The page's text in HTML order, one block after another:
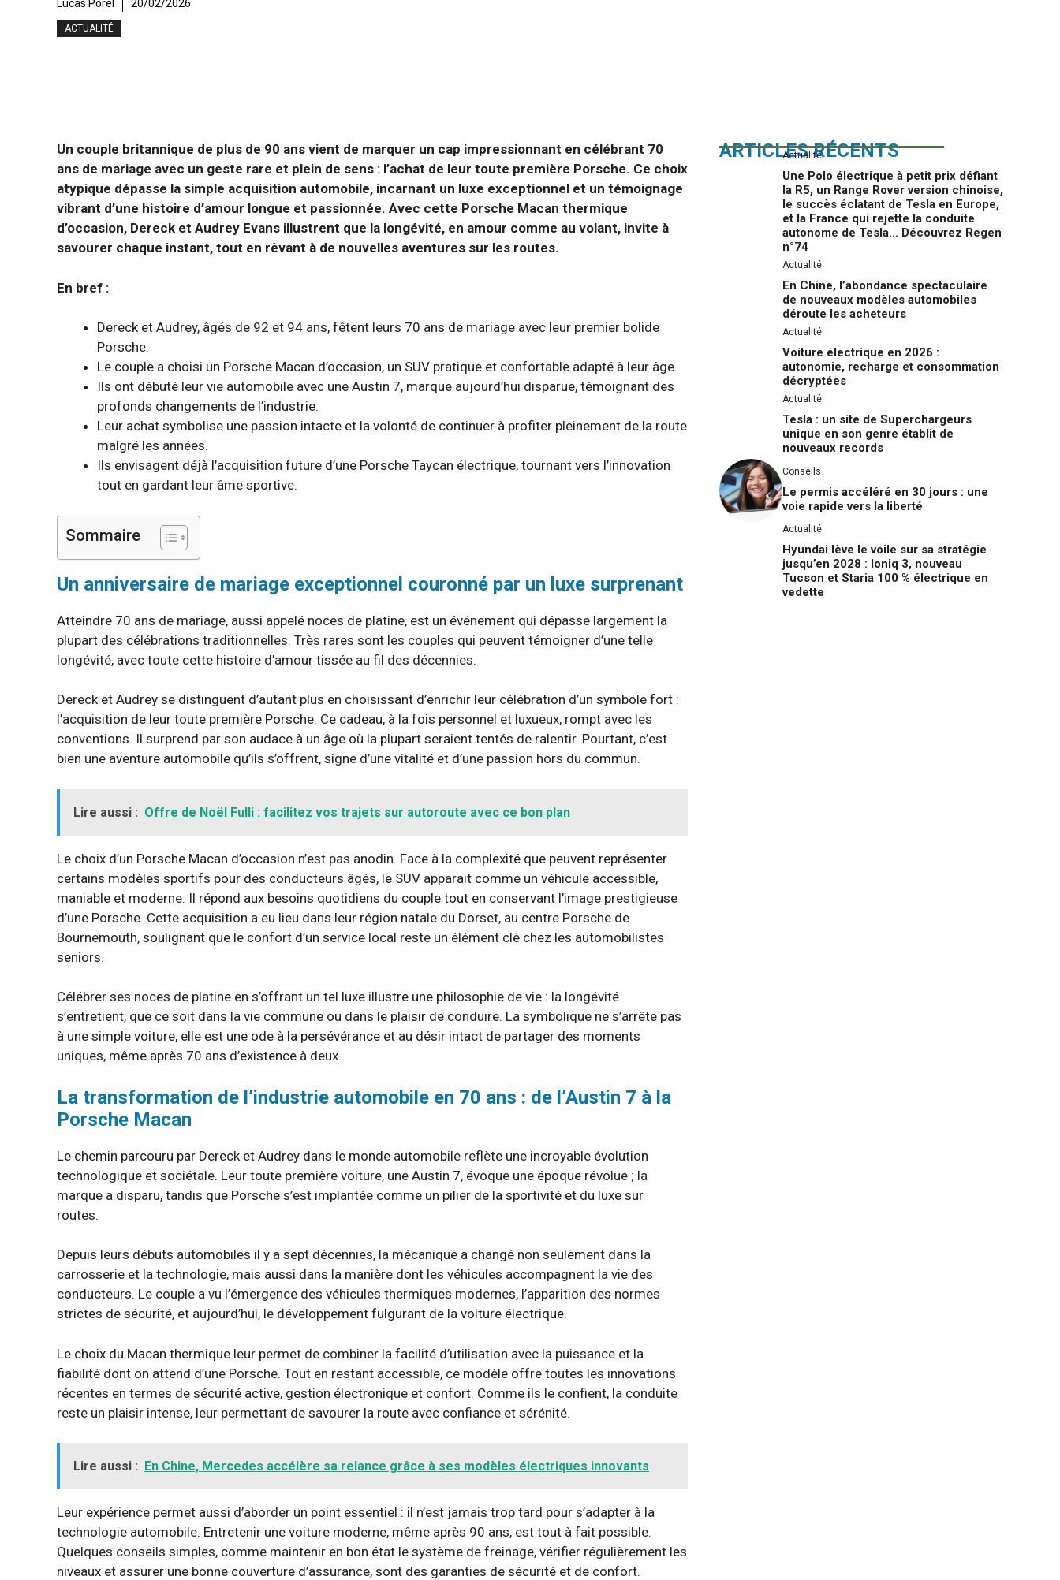
Lucas Porel 20/02/2026
ACTUALITÉ
Un couple britannique de plus de 90 ans vient de marquer un cap impressionnant en célébrant 70
ans de mariage avec un geste rare et plein de sens : l’achat de leur toute première Porsche. Ce choix
atypique dépasse la simple acquisition automobile, incarnant un luxe exceptionnel et un témoignage
vibrant d’une histoire d’amour longue et passionnée. Avec cette Porsche Macan thermique
d’occasion, Dereck et Audrey Evans illustrent que la longévité, en amour comme au volant, invite à
savourer chaque instant, tout en rêvant à de nouvelles aventures sur les routes.
En bref :
Dereck et Audrey, âgés de 92 et 94 ans, fêtent leurs 70 ans de mariage avec leur premier bolide
Porsche.
Le couple a choisi un Porsche Macan d’occasion, un SUV pratique et confortable adapté à leur âge.
Ils ont débuté leur vie automobile avec une Austin 7, marque aujourd’hui disparue, témoignant des
profonds changements de l’industrie.
Leur achat symbolise une passion intacte et la volonté de continuer à profiter pleinement de la route
malgré les années.
Ils envisagent déjà l’acquisition future d’une Porsche Taycan électrique, tournant vers l’innovation
tout en gardant leur âme sportive.
Sommaire
Un anniversaire de mariage exceptionnel couronné par un luxe surprenant
Atteindre 70 ans de mariage, aussi appelé noces de platine, est un événement qui dépasse largement la
plupart des célébrations traditionnelles. Très rares sont les couples qui peuvent témoigner d’une telle
longévité, avec toute cette histoire d’amour tissée au fil des décennies.
Dereck et Audrey se distinguent d’autant plus en choisissant d’enrichir leur célébration d’un symbole fort :
l’acquisition de leur toute première Porsche. Ce cadeau, à la fois personnel et luxueux, rompt avec les
conventions. Il surprend par son audace à un âge où la plupart seraient tentés de ralentir. Pourtant, c’est
bien une aventure automobile qu’ils s’offrent, signe d’une vitalité et d’une passion hors du commun.
Lire aussi : Offre de Noël Fulli : facilitez vos trajets sur autoroute avec ce bon plan
Le choix d’un Porsche Macan d’occasion n’est pas anodin. Face à la complexité que peuvent représenter
certains modèles sportifs pour des conducteurs âgés, le SUV apparait comme un véhicule accessible,
maniable et moderne. Il répond aux besoins quotidiens du couple tout en conservant l’image prestigieuse
d’une Porsche. Cette acquisition a eu lieu dans leur région natale du Dorset, au centre Porsche de
Bournemouth, soulignant que le confort d’un service local reste un élément clé chez les automobilistes
seniors.
Célébrer ses noces de platine en s’offrant un tel luxe illustre une philosophie de vie : la longévité
s’entretient, que ce soit dans la vie commune ou dans le plaisir de conduire. La symbolique ne s’arrête pas
à une simple voiture, elle est une ode à la persévérance et au désir intact de partager des moments
uniques, même après 70 ans d’existence à deux.
La transformation de l’industrie automobile en 70 ans : de l’Austin 7 à la
Porsche Macan
Le chemin parcouru par Dereck et Audrey dans le monde automobile reflète une incroyable évolution
technologique et sociétale. Leur toute première voiture, une Austin 7, évoque une époque révolue ; la
marque a disparu, tandis que Porsche s’est implantée comme un pilier de la sportivité et du luxe sur
routes.
Depuis leurs débuts automobiles il y a sept décennies, la mécanique a changé non seulement dans la
carrosserie et la technologie, mais aussi dans la manière dont les véhicules accompagnent la vie des
conducteurs. Le couple a vu l’émergence des véhicules thermiques modernes, l’apparition des normes
strictes de sécurité, et aujourd’hui, le développement fulgurant de la voiture électrique.
Le choix du Macan thermique leur permet de combiner la facilité d’utilisation avec la puissance et la
fiabilité dont on attend d’une Porsche. Tout en restant accessible, ce modèle offre toutes les innovations
récentes en termes de sécurité active, gestion électronique et confort. Comme ils le confient, la conduite
reste un plaisir intense, leur permettant de savourer la route avec confiance et sérénité.
Lire aussi : En Chine, Mercedes accélère sa relance grâce à ses modèles électriques innovants
Leur expérience permet aussi d’aborder un point essentiel : il n’est jamais trop tard pour s’adapter à la
technologie automobile. Entretenir une voiture moderne, même après 90 ans, est tout à fait possible.
Quelques conseils simples, comme maintenir en bon état le système de freinage, vérifier régulièrement les
niveaux et assurer une bonne couverture d’assurance, sont des garanties de sécurité et de confort.
ARTICLES RÉCENTS
Actualité
Une Polo électrique à petit prix défiant
la R5, un Range Rover version chinoise,
le succès éclatant de Tesla en Europe,
et la France qui rejette la conduite
autonome de Tesla… Découvrez Regen
n°74
Actualité
En Chine, l’abondance spectaculaire
de nouveaux modèles automobiles
déroute les acheteurs
Actualité
Voiture électrique en 2026 :
autonomie, recharge et consommation
décryptées
Actualité
Tesla : un site de Superchargeurs
unique en son genre établit de
nouveaux records
Conseils
Le permis accéléré en 30 jours : une
voie rapide vers la liberté
Actualité
Hyundai lève le voile sur sa stratégie
jusqu’en 2028 : Ioniq 3, nouveau
Tucson et Staria 100 % électrique en
vedette